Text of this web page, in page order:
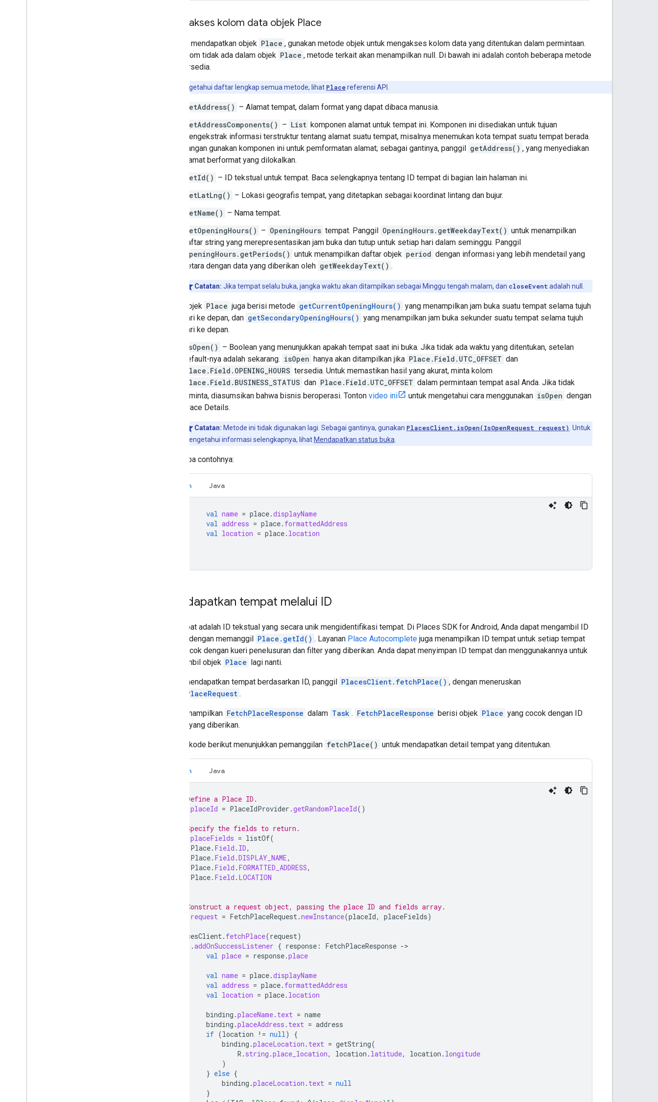
Mengakses kolom data objek Place
Setelah mendapatkan objek Place , gunakan metode objek untuk mengakses kolom data yang ditentukan dalam permintaan.
Jika kolom tidak ada dalam objek Place , metode terkait akan menampilkan null. Di bawah ini adalah contoh beberapa metode
yang tersedia.
Untuk mengetahui daftar lengkap semua metode, lihat Placereferensi API.
getAddress() – Alamat tempat, dalam format yang dapat dibaca manusia.
getAddressComponents() – List komponen alamat untuk tempat ini. Komponen ini disediakan untuk tujuan
mengekstrak informasi terstruktur tentang alamat suatu tempat, misalnya menemukan kota tempat suatu tempat berada.
Jangan gunakan komponen ini untuk pemformatan alamat; sebagai gantinya, panggil getAddress() , yang menyediakan
alamat berformat yang dilokalkan.
getId() – ID tekstual untuk tempat. Baca selengkapnya tentang ID tempat di bagian lain halaman ini.
getLatLng() – Lokasi geografis tempat, yang ditetapkan sebagai koordinat lintang dan bujur.
getName() – Nama tempat.
getOpeningHours() – OpeningHours tempat. Panggil OpeningHours.getWeekdayText() untuk menampilkan
daftar string yang merepresentasikan jam buka dan tutup untuk setiap hari dalam seminggu. Panggil
OpeningHours.getPeriods() untuk menampilkan daftar objek period dengan informasi yang lebih mendetail yang
setara dengan data yang diberikan oleh getWeekdayText() .
Catatan: Jika tempat selalu buka, jangka waktu akan ditampilkan sebagai Minggu tengah malam, dan closeEvent adalah null.
Objek Place juga berisi metode getCurrentOpeningHours() yang menampilkan jam buka suatu tempat selama tujuh
hari ke depan, dan getSecondaryOpeningHours() yang menampilkan jam buka sekunder suatu tempat selama tujuh
hari ke depan.
isOpen() – Boolean yang menunjukkan apakah tempat saat ini buka. Jika tidak ada waktu yang ditentukan, setelan
default-nya adalah sekarang. isOpen hanya akan ditampilkan jika Place.Field.UTC_OFFSET dan
Place.Field.OPENING_HOURS tersedia. Untuk memastikan hasil yang akurat, minta kolom
Place.Field.BUSINESS_STATUS dan Place.Field.UTC_OFFSET dalam permintaan tempat asal Anda. Jika tidak
diminta, diasumsikan bahwa bisnis beroperasi. Tonton video ini untuk mengetahui cara menggunakan isOpen dengan
Place Details.
Catatan: Metode ini tidak digunakan lagi. Sebagai gantinya, gunakan PlacesClient.isOpen(IsOpenRequest request) . Untuk
mengetahui informasi selengkapnya, lihat Mendapatkan status buka
Beberapa contohnya:
Kotlin Java
val name = place.displayName
val address = place. formattedAddress
val location = place. location
Mendapatkan tempat melalui ID
ID tempat adalah ID tekstual yang secara unik mengidentifikasi tempat. Di Places SDK for Android, Anda dapat mengambil ID
tempat dengan memanggil Place.getId() . Layanan Place Autocomplete juga menampilkan ID tempat untuk setiap tempat
yang cocok dengan kueri penelusuran dan filter yang diberikan. Anda dapat menyimpan ID tempat dan menggunakannya untuk
mengambil objek Place lagi nanti.
Untuk mendapatkan tempat berdasarkan ID, panggil PlacesClient.fetchPlace() , dengan meneruskan
FetchPlaceRequest .
API menampilkan FetchPlaceResponse dalam Task . FetchPlaceResponse berisi objek Place yang cocok dengan ID
tempat yang diberikan.
Contoh kode berikut menunjukkan pemanggilan fetchPlace() untuk mendapatkan detail tempat yang ditentukan.
Kotlin Java
// Define a Place ID.
placeId = PlaceIdProvider .getRandomPlaceId()
// Specify the fields to return.
placeFields = listOf(
Place. Field . ID,
Place. Field .DISPLAY_NAME,
Place. Field . FORMATTED_ADDRESS,
Place. Field . LOCATION
// Construct a request object, passing the place ID and fields array.
request = FetchPlaceRequest.newInstance(placeId, placeFields)
placesClient. fetchPlace(request)
.addOnSuccessListener { response : FetchPlaceResponse -
val place = response.place
val name = place.displayName
val address = place. formattedAddress
val location = place. location
binding .placeName. text = name
binding .placeAddress . text = address
if (location != null)
{
binding .placeLocation . text = getString(
R . string .place_location, location . latitude, location . longitude
)
} else {
binding .placeLocation . text = null
}